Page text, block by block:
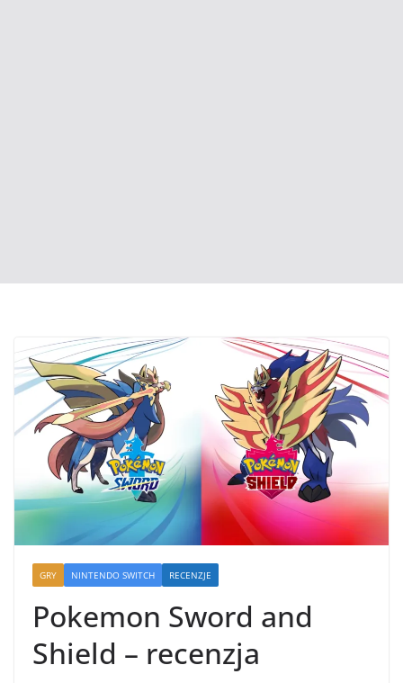
GRY NINTENDO SWITCH RECENZJE
Pokemon Sword and
Shield – recenzja